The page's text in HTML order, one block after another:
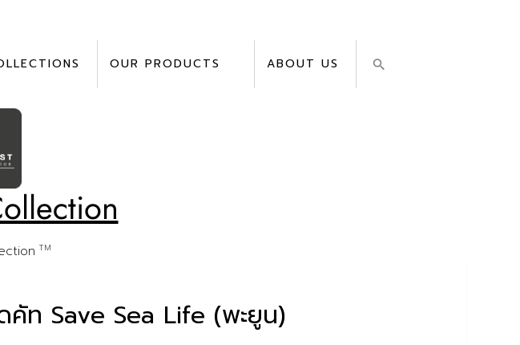
OUR PRODUCTS ABOUT US
TM
ท Save Sea Life (พะยูน)